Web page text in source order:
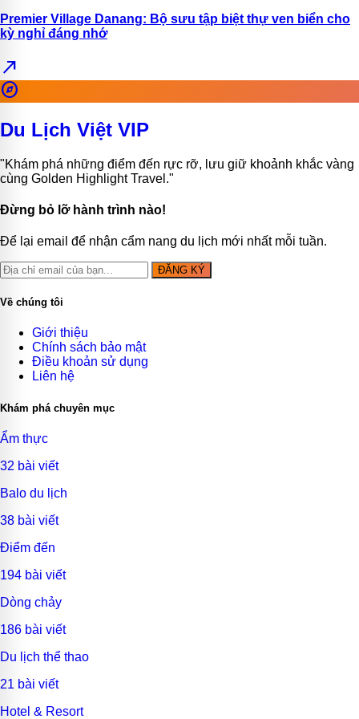
Premier Village Danang: Bộ sưu tập biệt thự ven biển cho
kỳ nghỉ đáng nhớ
north_east
explore
Du Lịch Việt VIP
"Khám phá những điểm đến rực rỡ, lưu giữ khoảnh khắc vàng
cùng Golden Highlight Travel."
Đừng bỏ lỡ hành trình nào!
Để lại email để nhận cẩm nang du lịch mới nhất mỗi tuần.
ĐĂNG KÝ
Về chúng tôi
Giới thiệu
Chính sách bảo mật
Điều khoản sử dụng
Liên hệ
Khám phá chuyên mục
Ẩm thực
32 bài viết
Balo du lịch
38 bài viết
Điểm đến
194 bài viết
Dòng chảy
186 bài viết
Du lịch thể thao
21 bài viết
Hotel & Resort